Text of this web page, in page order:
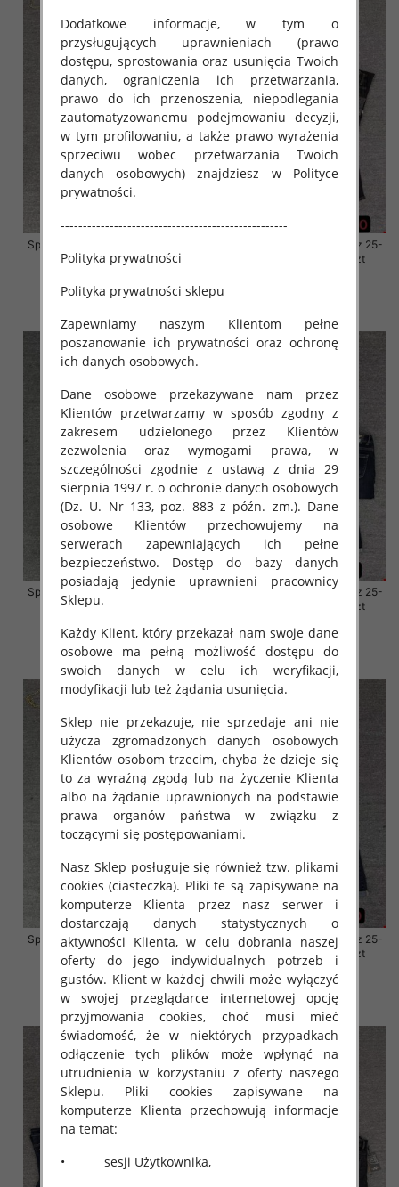
Spodnie damskie jeansy Roz 25-
30, 1 Kolor Paczka 10 szt
61.00 zł
Spodnie damskie jeansy Roz 25-
30, 1 Kolor Paczka 10 szt
Spodnie damskie jeansy Roz 25-
30, 1 Kolor Paczka 10 szt
57.00 zł
szczegóły
Spodnie damskie jeansy Roz 25-
30, 1 Kolor Paczka 10 szt
57.00 zł
szczegóły
Spodnie damskie jeansy Roz 25-
30, 1 Kolor Paczka 10 szt
57.00 zł
szczegóły
Spodnie damskie jeansy Roz 25-
30, 1 Kolor Paczka 10 szt
57.00 zł
szczegóły
Dodatkowe informacje, w tym o
przysługujących uprawnieniach (prawo
dostępu, sprostowania oraz usunięcia Twoich
danych, ograniczenia ich przetwarzania,
prawo do ich przenoszenia, niepodlegania
zautomatyzowanemu podejmowaniu decyzji,
w tym profilowaniu, a także prawo wyrażenia
sprzeciwu wobec przetwarzania Twoich
danych osobowych) znajdziesz w Polityce
prywatności.
---------------------------------------------------
Polityka prywatności
Polityka prywatności sklepu
Zapewniamy naszym Klientom pełne
poszanowanie ich prywatności oraz ochronę
ich danych osobowych.
Dane osobowe przekazywane nam przez
Klientów przetwarzamy w sposób zgodny z
zakresem udzielonego przez Klientów
zezwolenia oraz wymogami prawa, w
szczególności zgodnie z ustawą z dnia 29
sierpnia 1997 r. o ochronie danych osobowych
(Dz. U. Nr 133, poz. 883 z późn. zm.). Dane
osobowe Klientów przechowujemy na
serwerach zapewniających ich pełne
bezpieczeństwo. Dostęp do bazy danych
posiadają jedynie uprawnieni pracownicy
Sklepu.
Każdy Klient, który przekazał nam swoje dane
osobowe ma pełną możliwość dostępu do
swoich danych w celu ich weryfikacji,
modyfikacji lub też żądania usunięcia.
Sklep nie przekazuje, nie sprzedaje ani nie
użycza zgromadzonych danych osobowych
Klientów osobom trzecim, chyba że dzieje się
to za wyraźną zgodą lub na życzenie Klienta
albo na żądanie uprawnionych na podstawie
prawa organów państwa w związku z
toczącymi się postępowaniami.
Nasz Sklep posługuje się również tzw. plikami
cookies (ciasteczka). Pliki te są zapisywane na
komputerze Klienta przez nasz serwer i
dostarczają danych statystycznych o
aktywności Klienta, w celu dobrania naszej
oferty do jego indywidualnych potrzeb i
gustów. Klient w każdej chwili może wyłączyć
w swojej przeglądarce internetowej opcję
przyjmowania cookies, choć musi mieć
świadomość, że w niektórych przypadkach
odłączenie tych plików może wpłynąć na
utrudnienia w korzystaniu z oferty naszego
Sklepu. Pliki cookies zapisywane na
komputerze Klienta przechowują informacje
na temat:
• sesji Użytkownika,